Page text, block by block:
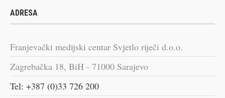
ADRESA
Franjevački medijski centar Svjetlo riječi d.o.o.
Zagrebačka 18, BiH - 71000 Sarajevo
Tel: +387 (0)33 726 200